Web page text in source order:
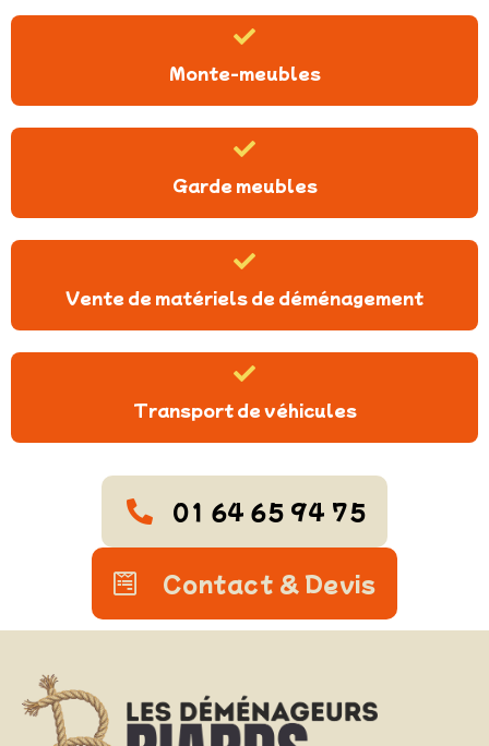
Monte-meubles
Garde meubles
Vente de matériels de déménagement
Transport de véhicules
01 64 65 94 75
Contact & Devis